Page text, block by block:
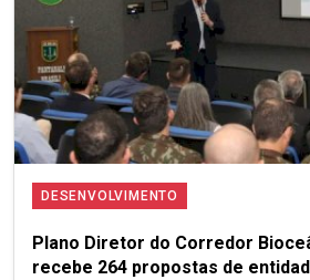
DESENVOLVIMENTO
Plano Diretor do Corredor
recebe 264 propostas de